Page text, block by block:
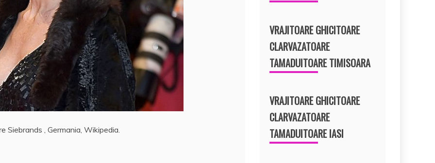
Siebrands , Germania, Wikipedia.
VRAJITOARE GHICITOARE
CLARVAZATOARE
TAMADUITOARE TIMISOARA
VRAJITOARE GHICITOARE
CLARVAZATOARE
TAMADUITOARE IASI